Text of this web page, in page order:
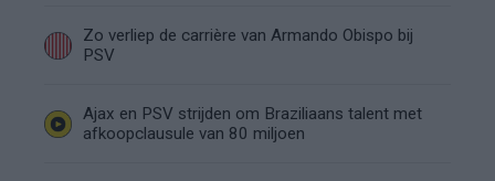
Zo verliep de carrière van Armando Obispo bij
PSV
Ajax en PSV strijden om Braziliaans talent met
afkoopclausule van 80 miljoen